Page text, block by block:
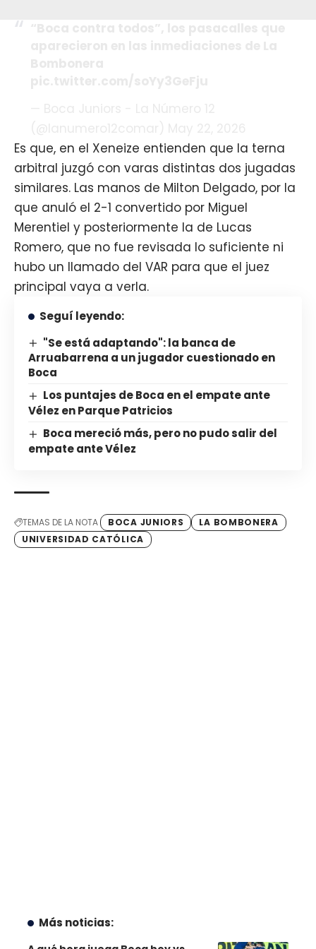
Es que, en el Xeneize entienden que la terna
arbitral juzgó con varas distintas dos jugadas
similares. Las manos de Milton Delgado, por la
que anuló el 2-1 convertido por Miguel
Merentiel y posteriormente la de Lucas
Romero, que no fue revisada lo suficiente ni
hubo un llamado del VAR para que el juez
principal vaya a verla.
Seguí leyendo:
"Se está adaptando": la banca de
Arruabarrena a un jugador cuestionado en
Boca
Los puntajes de Boca en el empate ante
Vélez en Parque Patricios
Boca mereció más, pero no pudo salir del
empate ante Vélez
TEMAS DE LA NOTA BOCA JUNIORS
LA BOMBONERA
UNIVERSIDAD CATÓLICA
Más noticias: